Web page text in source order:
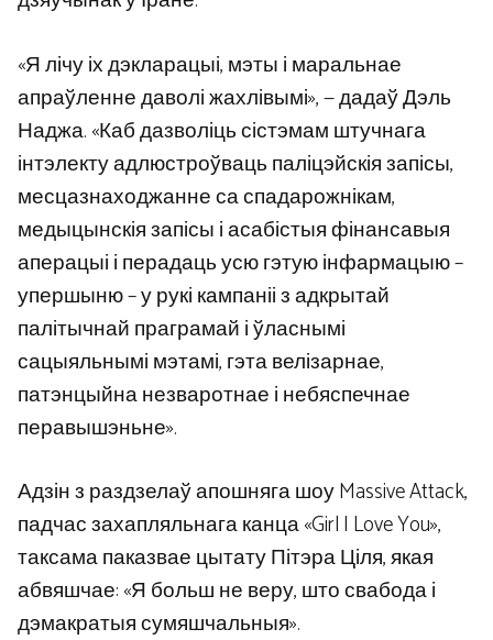
«Я лічу іх дэкларацыі, мэты і маральнае
апраўленне даволі жахлівымі», — дадаў Дэль
Наджа. «Каб дазволіць сістэмам штучнага
інтэлекту адлюстроўваць паліцэйскія запісы,
месцазнаходжанне са спадарожнікам,
медыцынскія запісы і асабістыя фінансавыя
аперацыі і перадаць усю гэтую інфармацыю –
упершыню – у рукі кампаніі з адкрытай
палітычнай праграмай і ўласнымі
сацыяльнымі мэтамі, гэта велізарнае,
патэнцыйна незваротнае і небяспечнае
перавышэньне».
Адзін з раздзелаў апошняга шоу Massive Attack,
падчас захапляльнага канца «Girl I Love You»,
таксама паказвае цытату Пітэра Ціля, якая
абвяшчае: «Я больш не веру, што свабода і
дэмакратыя сумяшчальныя».